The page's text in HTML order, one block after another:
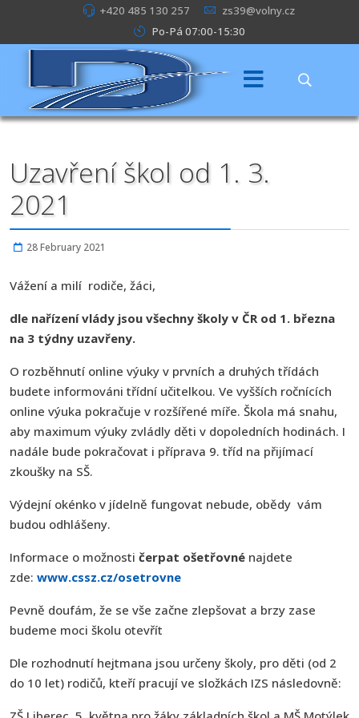
+420 485 130 257
zs39@volny.cz
Po-Pá 07:00-15:30
Uzavření škol od 1. 3.
2021
28 February 2021
Vážení a milí rodiče, žáci,
dle nařízení vlády jsou všechny školy v ČR od 1. března
na 3 týdny uzavřeny.
O rozběhnutí online výuky v prvních a druhých třídách
budete informováni třídní učitelkou. Ve vyšších ročnících
online výuka pokračuje v rozšířené míře. Škola má snahu,
aby maximum výuky zvládly děti v dopoledních hodinách. I
nadále bude pokračovat i příprava 9. tříd na přijímací
zkoušky na SŠ.
Výdejní okénko v jídelně fungovat nebude, obědy vám
budou odhlášeny.
Informace o možnosti čerpat ošetřovné najdete
zde: www.cssz.cz/osetrovne
Pevně doufám, že se vše začne zlepšovat a brzy zase
budeme moci školu otevřít
Dle rozhodnutí hejtmana jsou určeny školy, pro děti (od 2
do 10 let) rodičů, kteří pracují ve složkách IZS následovně: